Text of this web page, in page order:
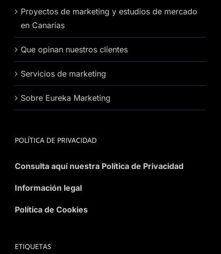
Proyectos de marketing y estudios de mercado
en Canarias
Que opinan nuestros clientes
Servicios de marketing
Sobre Eureka Marketing
POLÍTICA DE PRIVACIDAD
Consulta aquí nuestra Política de Privacidad
Información legal
Política de Cookies
ETIQUETAS